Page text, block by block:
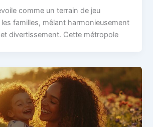
comme un terrain de jeu
familles, mêlant harmonieusement
divertissement. Cette métropole